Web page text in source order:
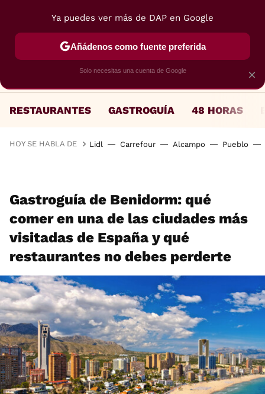
RESTAURANTES GASTROGUÍA 48 HORAS
HOY SE HABLA DE Lidl Carrefour Alcampo Pueblo
Gastroguía de Benidorm: qué
comer en una de las ciudades más
visitadas de España y qué
restaurantes no debes perderte
×
Ya puedes ver más de DAP en Google
Añádenos como fuente preferida
Solo necesitas una cuenta de Google